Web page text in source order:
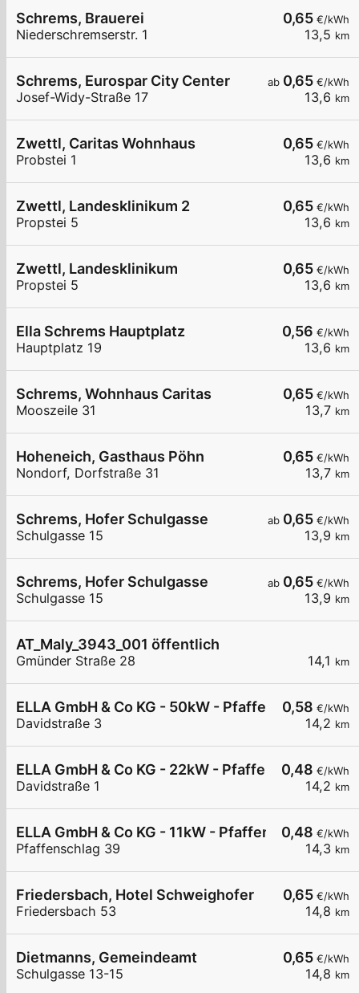
0,65 €/kWh
13,5 km
Schrems, Brauerei
Niederschremserstr. 1
ab 0,65 €/kWh
13,6 km
Schrems, Eurospar City Center
Josef-Widy-Straße 17
0,65 €/kWh
13,6 km
Zwettl, Caritas Wohnhaus
Probstei 1
0,65 €/kWh
13,6 km
Zwettl, Landesklinikum 2
Propstei 5
0,65 €/kWh
13,6 km
Zwettl, Landesklinikum
Propstei 5
0,56 €/kWh
13,6 km
Ella Schrems Hauptplatz
Hauptplatz 19
0,65 €/kWh
13,7 km
Schrems, Wohnhaus Caritas
Mooszeile 31
0,65 €/kWh
13,7 km
Hoheneich, Gasthaus Pöhn
Nondorf, Dorfstraße 31
ab 0,65 €/kWh
13,9 km
Schrems, Hofer Schulgasse
Schulgasse 15
ab 0,65 €/kWh
13,9 km
Schrems, Hofer Schulgasse
Schulgasse 15
14,1 km
AT_Maly_3943_001 öffentlich
Gmünder Straße 28
0,58 €/kWh
14,2 km
ELLA GmbH & Co KG - 50kW - Pfaffenschlag -
Davidstraße 3
0,48 €/kWh
14,2 km
ELLA GmbH & Co KG - 22kW - Pfaffenschlag -
Davidstraße 1
0,48 €/kWh
14,3 km
ELLA GmbH & Co KG - 11kW - Pfaffenschlag,
Pfaffenschlag 39
0,65 €/kWh
14,8 km
Friedersbach, Hotel Schweighofer
Friedersbach 53
0,65 €/kWh
14,8 km
Dietmanns, Gemeindeamt
Schulgasse 13-15